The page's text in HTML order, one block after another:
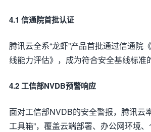
4.1 信通院首批认证
腾讯云全系“龙虾”产品首批通过信通院
线能力评估》，成为符合安全基线标准
4.2 工信部NVDB预警响应
面对工信部NVDB的安全警报，腾讯云
工具箱”，覆盖云端部署、办公网环境